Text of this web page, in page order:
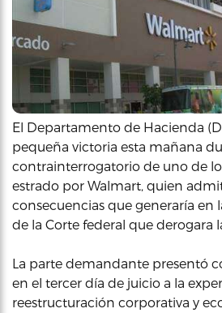
El Departamento de Hacienda
pequeña victoria esta mañana
contrainterrogatorio de uno de
estrado por Walmart, quien
consecuencias que generaría en
de la Corte federal que derogara
La parte demandante presentó
en el tercer día de juicio a la
reestructuración corporativa y